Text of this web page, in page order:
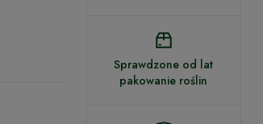
Sprawdzone od lat
pakowanie roślin